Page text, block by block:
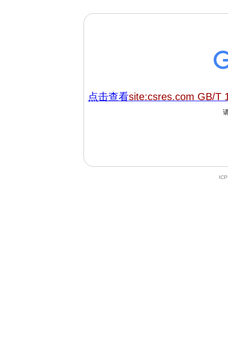
点击查看site:csres.com GB/T